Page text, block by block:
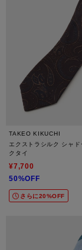
TAKEO KIKUCHI
エクストラシルク シャド
クタイ
¥7,700
50%OFF
さらに20%OFF